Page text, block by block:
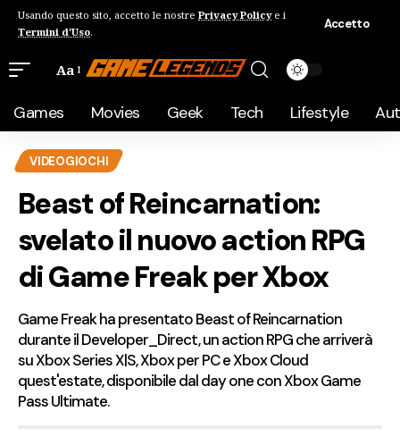
Usando questo sito, accetto le nostre Privacy Policye i
Termini d'Uso.
Accetto
Aa
Games Movies Geek Tech Lifestyle
VIDEOGIOCHI
Beast of Reincarnation:
svelato il nuovo action RPG
di Game Freak per Xbox
Game Freak ha presentato Beast of Reincarnation
durante il Developer_Direct, un action RPG che arriverà
su Xbox Series X|S, Xbox per PC e Xbox Cloud
quest'estate, disponibile dal day one con Xbox Game
Pass Ultimate.